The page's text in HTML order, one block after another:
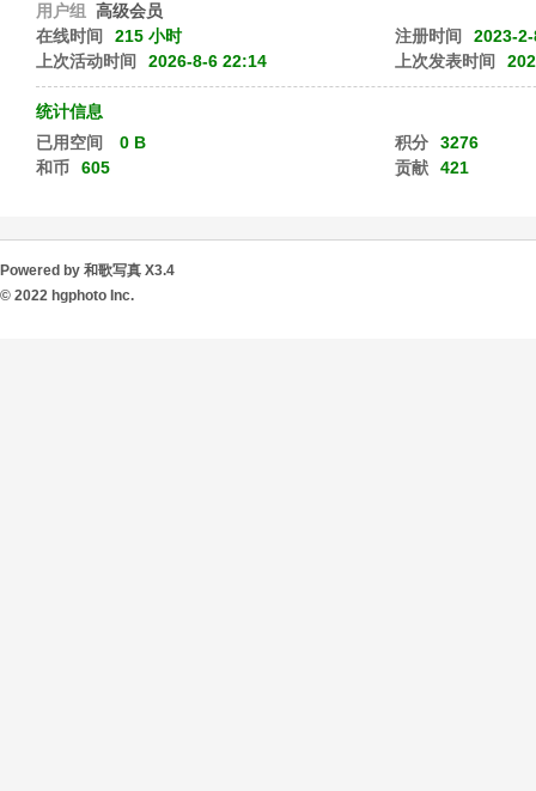
用户组 高级会员
在线时间
215 小时 注册时间
2023-
上次活动时间
2026-8-6 22:14 上次发表时间
统计信息
已用空间
0 B 积分
3276
和币
605 贡献 421
Powered by 和歌写真 X3.4
© 2022 hgphoto Inc.